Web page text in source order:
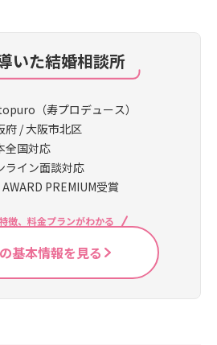
いた結婚相談所
（寿プロデュース）
府 / 大阪市北区
全国対応
ライン面談対応
PREMIUM受賞
徴、料金プランがわかる
基本情報を見る